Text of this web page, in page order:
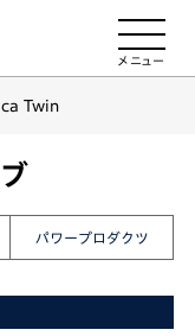
Twin
パワープロダクツ